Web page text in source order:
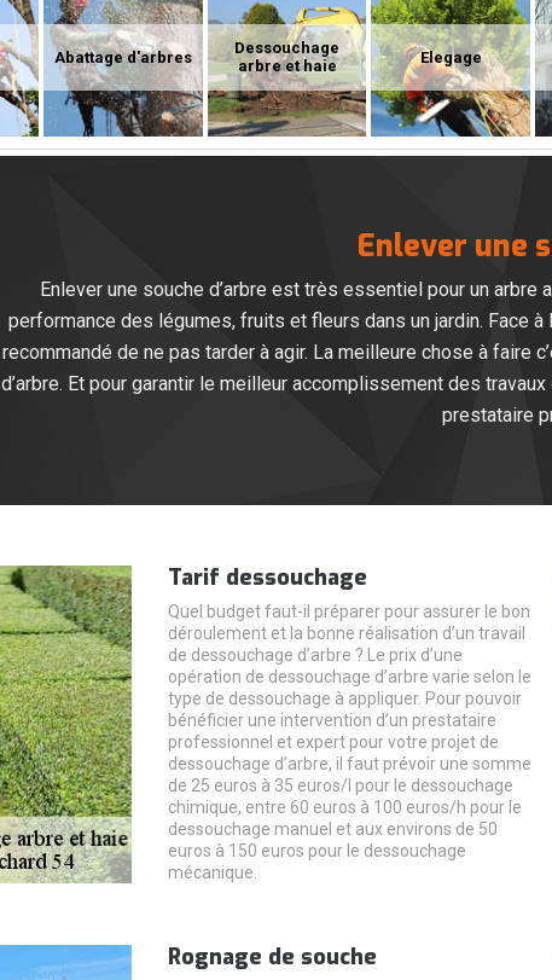
Abattage d'arbres
Dessouchage
arbre et haie
Elegage
Enlever une
Enlever une souche d’arbre est très essentiel pour un
performance des légumes, fruits et fleurs dans un jardin. Face
recommandé de ne pas tarder à agir. La meilleure chose à faire
d’arbre. Et pour garantir le meilleur accomplissement des
prestataire
Tarif dessouchage
Quel budget faut-il préparer pour assurer le bon
déroulement et la bonne réalisation d’un travail
de dessouchage d’arbre ? Le prix d’une
opération de dessouchage d’arbre varie selon le
type de dessouchage à appliquer. Pour pouvoir
bénéficier une intervention d’un prestataire
professionnel et expert pour votre projet de
dessouchage d’arbre, il faut prévoir une somme
de 25 euros à 35 euros/l pour le dessouchage
chimique, entre 60 euros à 100 euros/h pour le
dessouchage manuel et aux environs de 50
euros à 150 euros pour le dessouchage
mécanique.
Rognage de souche